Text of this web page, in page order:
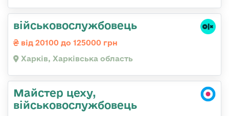
військовослужбовець
від 20100 до 125000 грн
Харків, Харківська область
Майстер цеху,
військовослужбовець